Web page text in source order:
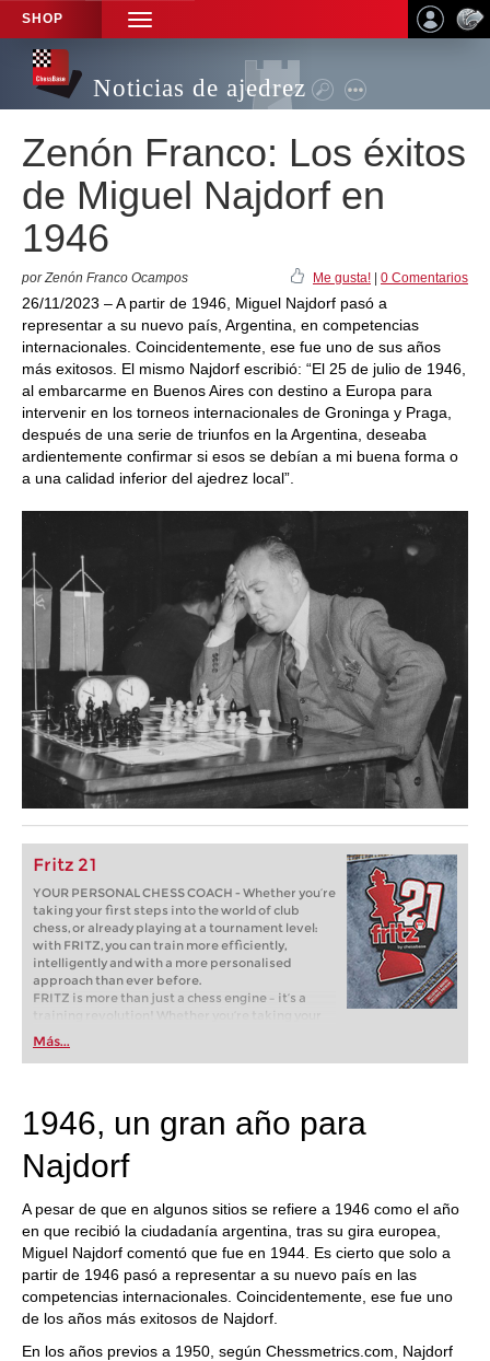
SHOP
TOGGLE
NAVIGATION
Noticias de ajedrez
Zenón Franco: Los éxitos
de Miguel Najdorf en
1946
por Zenón Franco Ocampos Me gusta! 0 Comentarios
26/11/2023 – A partir de 1946, Miguel Najdorf pasó a
representar a su nuevo país, Argentina, en competencias
internacionales. Coincidentemente, ese fue uno de sus años
más exitosos. El mismo Najdorf escribió: “El 25 de julio de 1946,
al embarcarme en Buenos Aires con destino a Europa para
intervenir en los torneos internacionales de Groninga y Praga,
después de una serie de triunfos en la Argentina, deseaba
ardientemente confirmar si esos se debían a mi buena forma o
a una calidad inferior del ajedrez local”.
Fritz 21
YOUR PERSONAL CHESS COACH - Whether you’re
taking your first steps into the world of club
chess, or already playing at a tournament level:
with FRITZ, you can train more efficiently,
intelligently and with a more personalised
approach than ever before.
FRITZ is more than just a chess engine – it’s a
training revolution! Whether you’re taking your
first steps into the world of club chess, or already
playing at a tournament level: with FRITZ, you can
train more efficiently, intelligently and with a
Más...
1946, un gran año para
Najdorf
A pesar de que en algunos sitios se refiere a 1946 como el año
en que recibió la ciudadanía argentina, tras su gira europea,
Miguel Najdorf comentó que fue en 1944. Es cierto que solo a
partir de 1946 pasó a representar a su nuevo país en las
competencias internacionales. Coincidentemente, ese fue uno
de los años más exitosos de Najdorf.
En los años previos a 1950, según Chessmetrics.com, Najdorf